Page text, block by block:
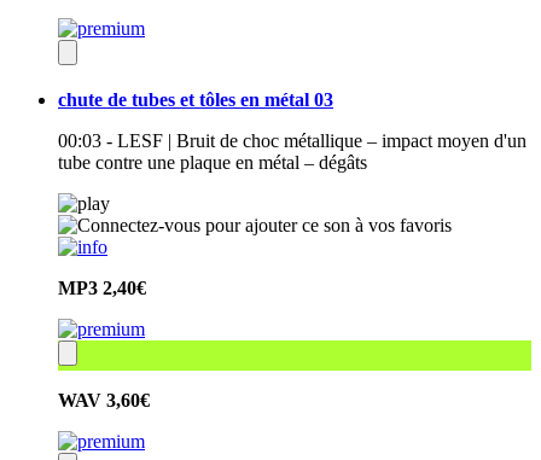
chute de tubes et tôles en métal 03
00:03 - LESF | Bruit de choc métallique – impact moyen d'un
tube contre une plaque en métal – dégâts
MP3 2,40€
WAV 3,60€